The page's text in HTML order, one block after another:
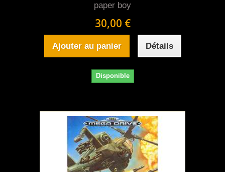
paper boy
30,00 €
Ajouter au panier Détails
Disponible